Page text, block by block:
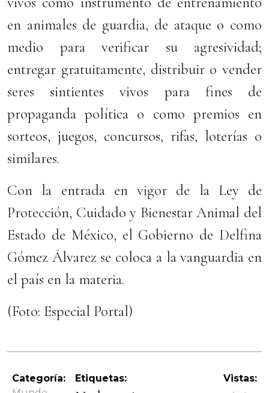
en animales de guardia, de ataque o como
medio para verificar su agresividad;
entregar gratuitamente, distribuir o vender
seres sintientes vivos para fines de
propaganda política o como premios en
sorteos, juegos, concursos, rifas, loterías o
similares.
Con la entrada en vigor de la Ley de
Protección, Cuidado y Bienestar Animal del
Estado de México, el Gobierno de Delfina
Gómez Álvarez se coloca a la vanguardia en
el país en la materia.
(Foto: Especial Portal)
Categoría:
Etiquetas: Vistas: